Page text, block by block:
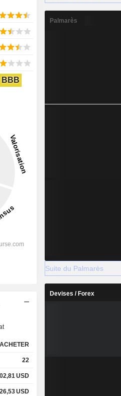
BBB
ACHETER
22
USD
USD
Palmarès
Suite du Palmarès
Devises / Forex